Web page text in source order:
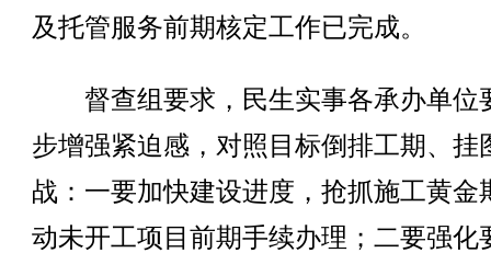
及托管服务前期核定工作已完成。
督查组要求，民生实事各承办单位
步增强紧迫感，对照目标倒排工期、挂
战：一要加快建设进度，抢抓施工黄金
动未开工项目前期手续办理；二要强化